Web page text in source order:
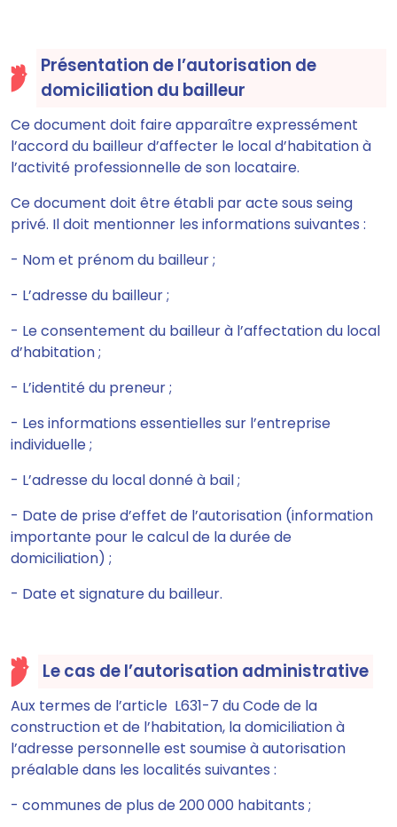
Présentation de l’autorisation de
domiciliation du bailleur
Ce document doit faire apparaître expressément
l’accord du bailleur d’affecter le local d’habitation à
l’activité professionnelle de son locataire.
Ce document doit être établi par acte sous seing
privé. Il doit mentionner les informations suivantes :
- Nom et prénom du bailleur ;
- L’adresse du bailleur ;
- Le consentement du bailleur à l’affectation du local
d’habitation ;
- L’identité du preneur ;
- Les informations essentielles sur l’entreprise
individuelle ;
- L’adresse du local donné à bail ;
- Date de prise d’effet de l’autorisation (information
importante pour le calcul de la durée de
domiciliation) ;
- Date et signature du bailleur.
Le cas de l’autorisation administrative
Aux termes de l’article L631-7 du Code de la
construction et de l’habitation, la domiciliation à
l’adresse personnelle est soumise à autorisation
préalable dans les localités suivantes :
- communes de plus de 200 000 habitants ;